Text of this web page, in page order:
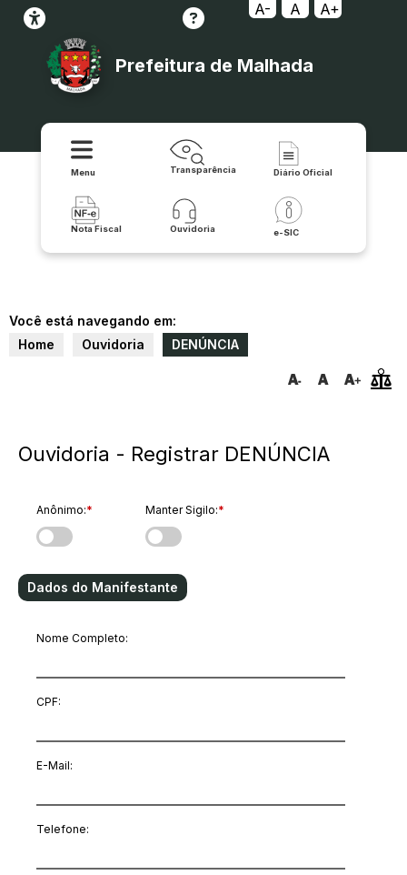
A- A A+
Prefeitura de Malhada
Menu Transparência Diário Oficial
Nota Fiscal Ouvidoria e-SIC
Você está navegando em:
Home
Ouvidoria DENÚNCIA
Ouvidoria - Registrar DENÚNCIA
Anônimo:* Manter Sigilo:*
Dados do Manifestante
Nome Completo:
CPF:
E-Mail:
Telefone: